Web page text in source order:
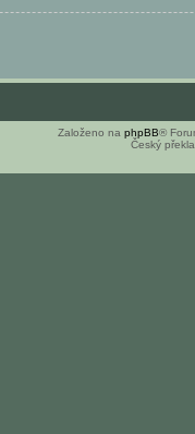
Založeno na phpBB®
Český